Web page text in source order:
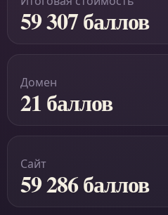
59 307 баллов
Домен
21 баллов
Сайт
59 286 баллов